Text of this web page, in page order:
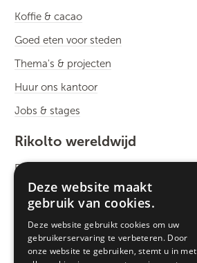
Koffie & cacao
Goed eten voor steden
Thema's & projecten
Huur ons kantoor
Jobs & stages
Rikolto wereldwijd
Rikolto International
Zuid-Oost Azië
West-Afrika
Deze website maakt
gebruik van cookies.
Deze website gebruikt cookies om uw
gebruikerservaring te verbeteren. Door
onze website te gebruiken, stemt u in met